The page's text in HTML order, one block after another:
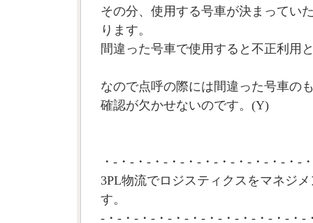
その分、使用する号車が決まってい
ります。
間違った号車で使用すると不正利用
なので点呼の際には間違った号車の
確認が欠かせないのです。(Y)
・-・-・-・-・-・-・-・-・-・-・-・-
3PL物流でロジスティクスをマネジ
す。
-・-・-・-・-・-・-・-・-・-・-・-・-